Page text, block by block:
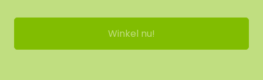
Winkel nu!